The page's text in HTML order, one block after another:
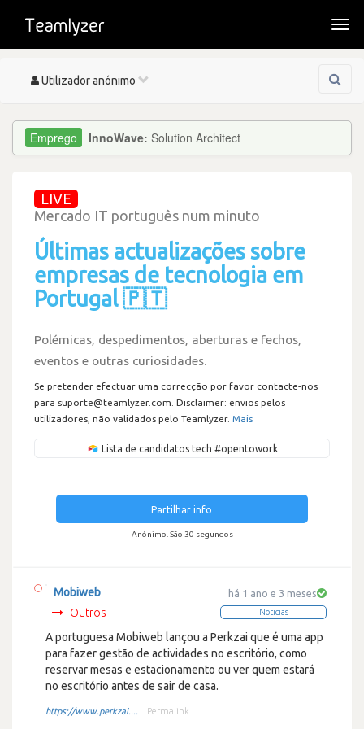
Toggle
Utilizador anónimo
InnoWave: Solution Architect
LIVE
Mercado IT português num minuto
Últimas actualizações sobre
empresas de tecnologia em
Portugal 🇵🇹
Polémicas, despedimentos, aberturas e fechos,
eventos e outras curiosidades.
Se pretender efectuar uma correcção por favor contacte-nos
para suporte@teamlyzer.com. Disclaimer: envios pelos
utilizadores, não validados pelo Teamlyzer. Mais
Lista de candidatos tech #opentowork
Partilhar info
Anónimo. São 30 segundos
há 1 ano e 3 meses
Noticias
Mobiweb
Outros
A portuguesa Mobiweb lançou a Perkzai que é uma app
para fazer gestão de actividades no escritório, como
reservar mesas e estacionamento ou ver quem estará
no escritório antes de sair de casa.
https://www.perkzai.... Permalink